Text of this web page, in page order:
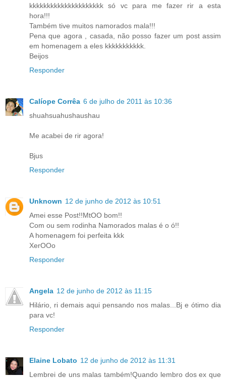
kkkkkkkkkkkkkkkkkkkkk só vc para me fazer rir a esta
hora!!!
Também tive muitos namorados mala!!!
Pena que agora , casada, não posso fazer um post assim
em homenagem a eles kkkkkkkkkkk.
Beijos
Responder
Calíope Corrêa 6 de julho de 2011 às 10:36
shuahsuahushaushau
Me acabei de rir agora!
Bjus
Responder
Unknown 12 de junho de 2012 às 10:51
Amei esse Post!!MtOO bom!!
Com ou sem rodinha Namorados malas é o ó!!
A homenagem foi perfeita kkk
XerOOo
Responder
Angela 12 de junho de 2012 às 11:15
Hilário, ri demais aqui pensando nos malas...Bj e ótimo dia
para vc!
Responder
Elaine Lobato 12 de junho de 2012 às 11:31
Lembrei de uns malas também!Quando lembro dos ex que